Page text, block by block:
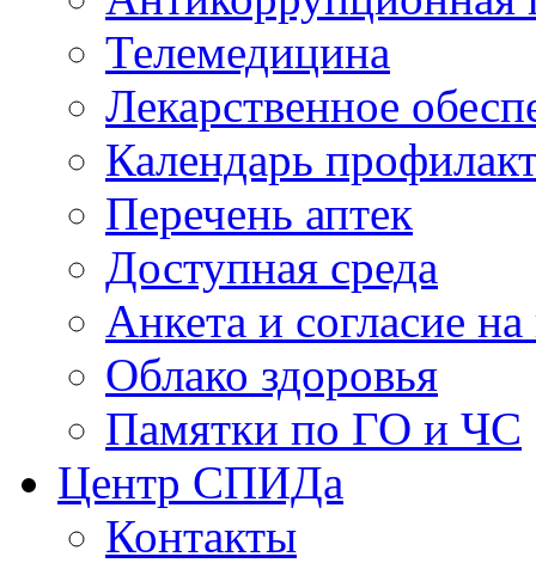
Телемедицина
Лекарственное
Календарь
Перечень аптек
Доступная среда
Анкета и согласие
Облако здоровья
Памятки по ГО и ЧС
Центр СПИДа
Контакты